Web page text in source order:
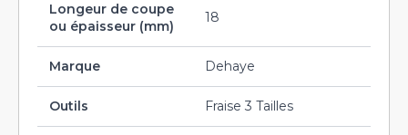
Longeur de coupe
ou épaisseur (mm)
18
Marque Dehaye
Outils Fraise 3 Tailles